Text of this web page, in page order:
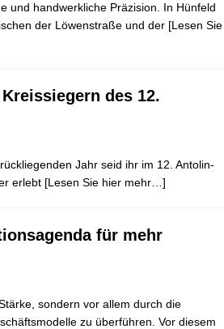
und handwerkliche Präzision. In Hünfeld
der Löwenstraße und der [Lesen Sie
des 12.
Jahr seid ihr im 12. Antolin-
erlebt [Lesen Sie hier mehr…]
für mehr
sondern vor allem durch die
zu überführen. Vor diesem